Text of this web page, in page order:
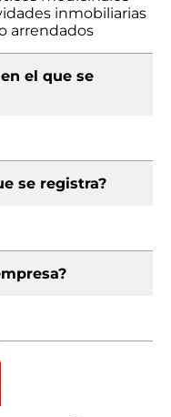
inmobiliarias
arrendados
el que se
se registra?